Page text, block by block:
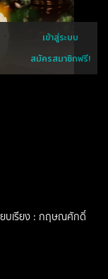
เข้าสู่ระบบ
สมัครสมาชิกฟรี!